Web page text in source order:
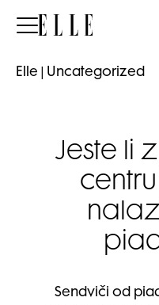
Elle
Elle Uncategorized
Jeste li
Sendviči od